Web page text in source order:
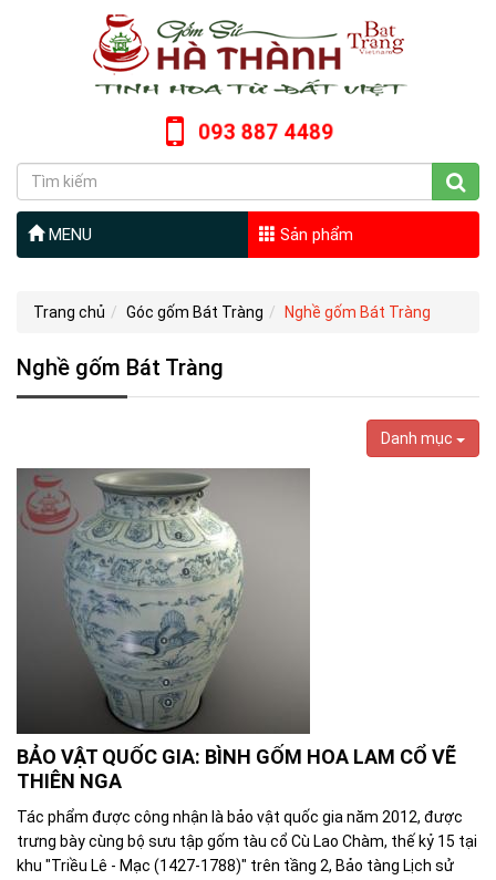
093 887 4489
MENU Sản phẩm
Trang chủ Góc gốm Bát Tràng Nghề gốm Bát Tràng
Nghề gốm Bát Tràng
Danh mục
BẢO VẬT QUỐC GIA: BÌNH GỐM HOA LAM CỔ VẼ
THIÊN NGA
Tác phẩm được công nhận là bảo vật quốc gia năm 2012, được
trưng bày cùng bộ sưu tập gốm tàu cổ Cù Lao Chàm, thế kỷ 15 tại
khu "Triều Lê - Mạc (1427-1788)" trên tầng 2, Bảo tàng Lịch sử